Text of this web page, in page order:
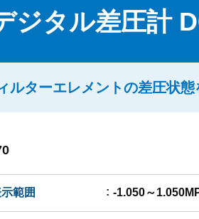
ジタル差圧計
ルターエレメントの差圧状
範囲 -1.050～